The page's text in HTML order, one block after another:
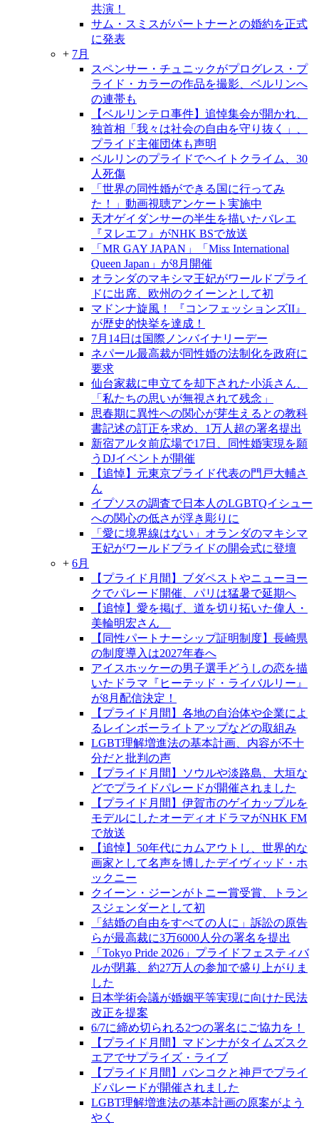
共演！
サム・スミスがパートナーとの婚約を正式
に発表
+ 7月
スペンサー・チュニックがプログレス・プ
ライド・カラーの作品を撮影、ベルリンへ
の連帯も
【ベルリンテロ事件】追悼集会が開かれ、
独首相「我々は社会の自由を守り抜く」、
プライド主催団体も声明
ベルリンのプライドでヘイトクライム、30
人死傷
「世界の同性婚ができる国に行ってみ
た！」動画視聴アンケート実施中
天才ゲイダンサーの半生を描いたバレエ
『ヌレエフ』がNHK BSで放送
「MR GAY JAPAN」「Miss International
Queen Japan」が8月開催
オランダのマキシマ王妃がワールドプライ
ドに出席、欧州のクイーンとして初
マドンナ旋風！ 『コンフェッションズII』
が歴史的快挙を達成！
7月14日は国際ノンバイナリーデー
ネパール最高裁が同性婚の法制化を政府に
要求
仙台家裁に申立てを却下された小浜さん、
「私たちの思いが無視されて残念」
思春期に異性への関心が芽生えるとの教科
書記述の訂正を求め、1万人超の署名提出
新宿アルタ前広場で17日、同性婚実現を願
うDJイベントが開催
【追悼】元東京プライド代表の門戸大輔さ
ん
イプソスの調査で日本人のLGBTQイシュー
への関心の低さが浮き彫りに
「愛に境界線はない」オランダのマキシマ
王妃がワールドプライドの開会式に登壇
+ 6月
【プライド月間】ブダペストやニューヨー
クでパレード開催、パリは猛暑で延期へ
【追悼】愛を掲げ、道を切り拓いた偉人・
美輪明宏さん
【同性パートナーシップ証明制度】長崎県
の制度導入は2027年春へ
アイスホッケーの男子選手どうしの恋を描
いたドラマ『ヒーテッド・ライバルリー』
が8月配信決定！
【プライド月間】各地の自治体や企業によ
るレインボーライトアップなどの取組み
LGBT理解増進法の基本計画、内容が不十
分だと批判の声
【プライド月間】ソウルや淡路島、大垣な
どでプライドパレードが開催されました
【プライド月間】伊賀市のゲイカップルを
モデルにしたオーディオドラマがNHK FM
で放送
【追悼】50年代にカムアウトし、世界的な
画家として名声を博したデイヴィッド・ホ
ックニー
クイーン・ジーンがトニー賞受賞、トラン
スジェンダーとして初
「結婚の自由をすべての人に」訴訟の原告
らが最高裁に3万6000人分の署名を提出
「Tokyo Pride 2026」プライドフェスティバ
ルが閉幕、約27万人の参加で盛り上がりま
した
日本学術会議が婚姻平等実現に向けた民法
改正を提案
6/7に締め切られる2つの署名にご協力を！
【プライド月間】マドンナがタイムズスク
エアでサプライズ・ライブ
【プライド月間】バンコクと神戸でプライ
ドパレードが開催されました
LGBT理解増進法の基本計画の原案がよう
やく